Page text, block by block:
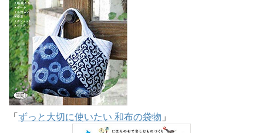
「 ずっと大切に使いたい 和布の袋物 」